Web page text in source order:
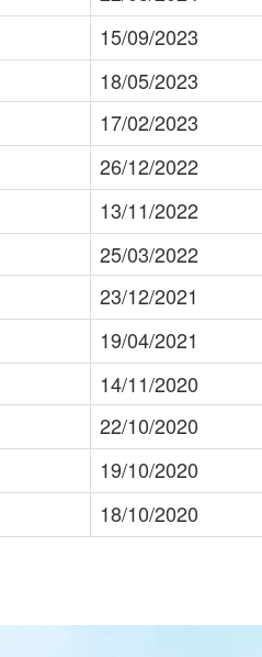
15/09/2023
18/05/2023
17/02/2023
26/12/2022
13/11/2022
25/03/2022
23/12/2021
19/04/2021
14/11/2020
22/10/2020
19/10/2020
18/10/2020